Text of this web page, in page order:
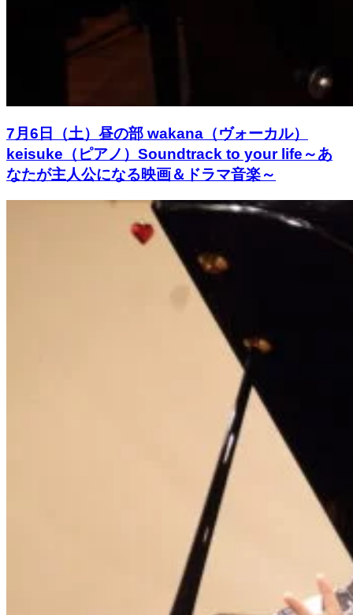
7月6日（土）昼の部 wakana（ヴォーカル）
keisuke（ピアノ）Soundtrack to your life～あ
なたが主人公になる映画＆ドラマ音楽～